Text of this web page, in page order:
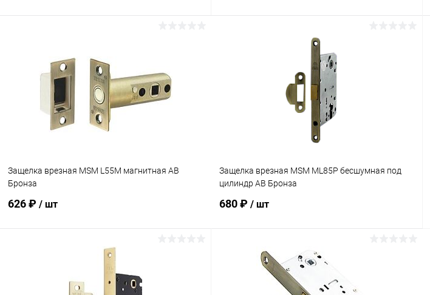
Купить в 1 клик Сравнение
В избранное В наличии
Запросить цену
Защелка врезная MSM L55M магнитная AB
Бронза
626 ₽ / шт
В корзину
Купить в 1 клик Сравнение
Защелка врезная MSM ML85P бесшумная под
цилиндр AB Бронза
680 ₽ / шт
В корзину
Купить в 1 клик Сравнение